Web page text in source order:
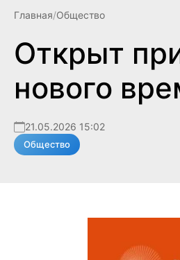
Главная/Общество
Открыт
нового
21.05.2026 15:02
Общество